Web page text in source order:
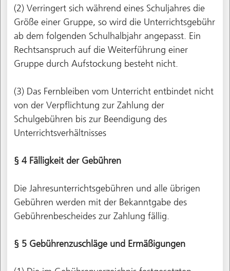
(2) Verringert sich während eines Schuljahres die
Größe einer Gruppe, so wird die Unterrichtsgebühr
ab dem folgenden Schulhalbjahr angepasst. Ein
Rechtsanspruch auf die Weiterführung einer
Gruppe durch Aufstockung besteht nicht.
(3) Das Fernbleiben vom Unterricht entbindet nicht
von der Verpflichtung zur Zahlung der
Schulgebühren bis zur Beendigung des
Unterrichtsverhältnisses
§ 4 Fälligkeit der Gebühren
Die Jahresunterrichtsgebühren und alle übrigen
Gebühren werden mit der Bekanntgabe des
Gebührenbescheides zur Zahlung fällig.
§ 5 Gebührenzuschläge und Ermäßigungen